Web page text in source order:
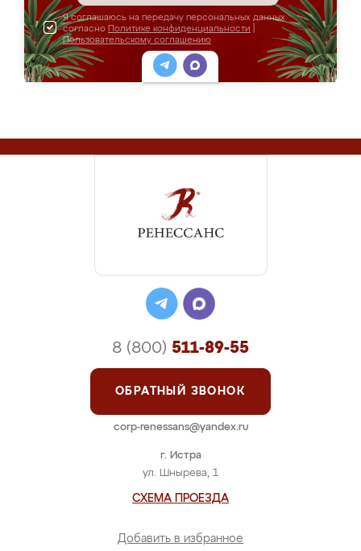
Я соглашаюсь на передачу персональных данных
согласно Политике конфиденциальности
Пользовательскому соглашению
г. Истра
ул. Шнырева, 1
СХЕМА ПРОЕЗДА
Добавить в избранное
8 (800) 511-89-55
ОБРАТНЫЙ ЗВОНОК
corp-renessans@yandex.ru